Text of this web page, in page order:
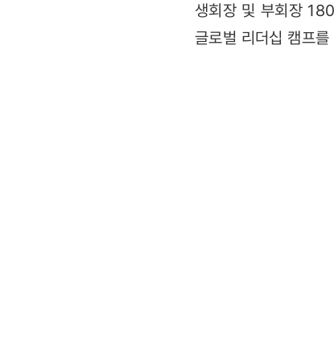
생회장 및 부회장
글로벌 리더십 캠프